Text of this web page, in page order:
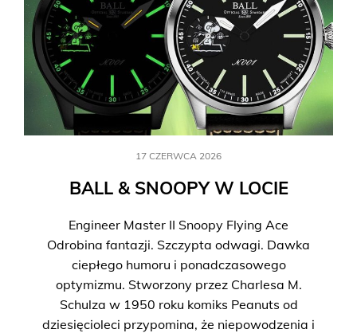
17 CZERWCA 2026
BALL & SNOOPY W LOCIE
Engineer Master II Snoopy Flying Ace
Odrobina fantazji. Szczypta odwagi. Dawka
ciepłego humoru i ponadczasowego
optymizmu. Stworzony przez Charlesa M.
Schulza w 1950 roku komiks Peanuts od
dziesięcioleci przypomina, że niepowodzenia i